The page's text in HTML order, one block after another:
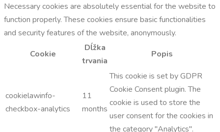
Necessary cookies are absolutely essential for the website to
function properly. These cookies ensure basic functionalities
and security features of the website, anonymously.
Cookie
Dĺžka
trvania
Popis
cookielawinfo-
checkbox-analytics
11
months
This cookie is set by GDPR
Cookie Consent plugin. The
cookie is used to store the
user consent for the cookies in
the category "Analytics".